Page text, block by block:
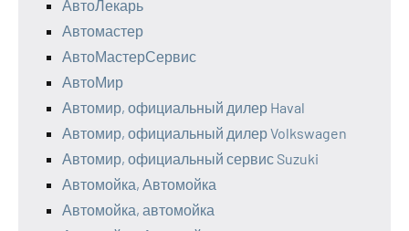
АвтоЛекарь
Автомастер
АвтоМастерСервис
АвтоМир
Автомир, официальный дилер Haval
Автомир, официальный дилер Volkswagen
Автомир, официальный сервис Suzuki
Автомойка, Автомойка
Автомойка, автомойка